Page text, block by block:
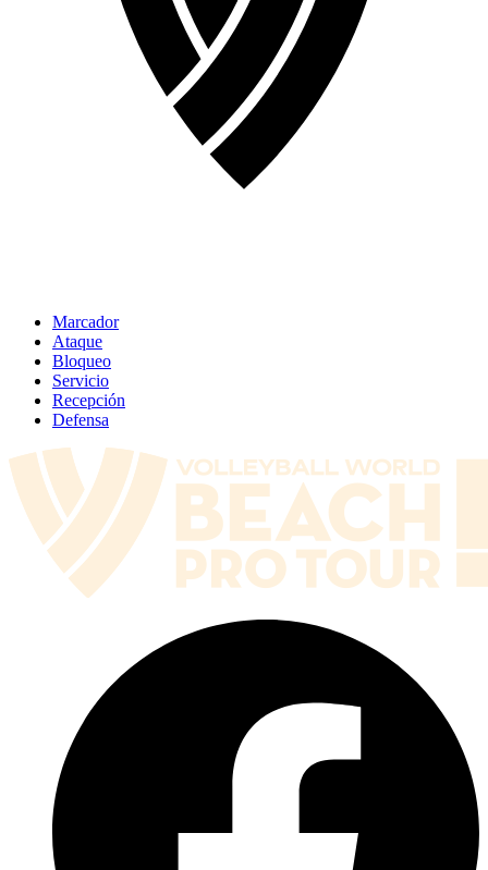
Marcador
Ataque
Bloqueo
Servicio
Recepción
Defensa